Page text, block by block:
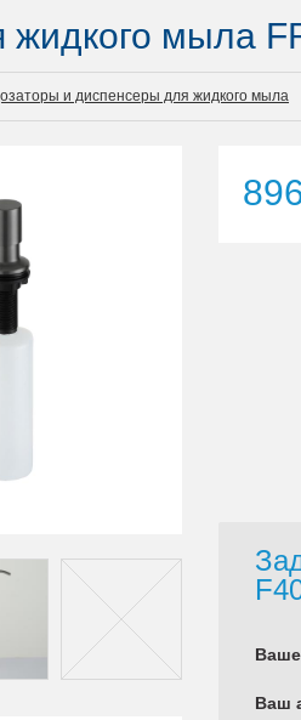
жидкого мыла
и диспенсеры для жидкого мыла
Ваш